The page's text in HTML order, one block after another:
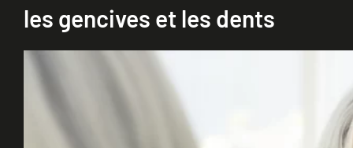
les gencives et les dents